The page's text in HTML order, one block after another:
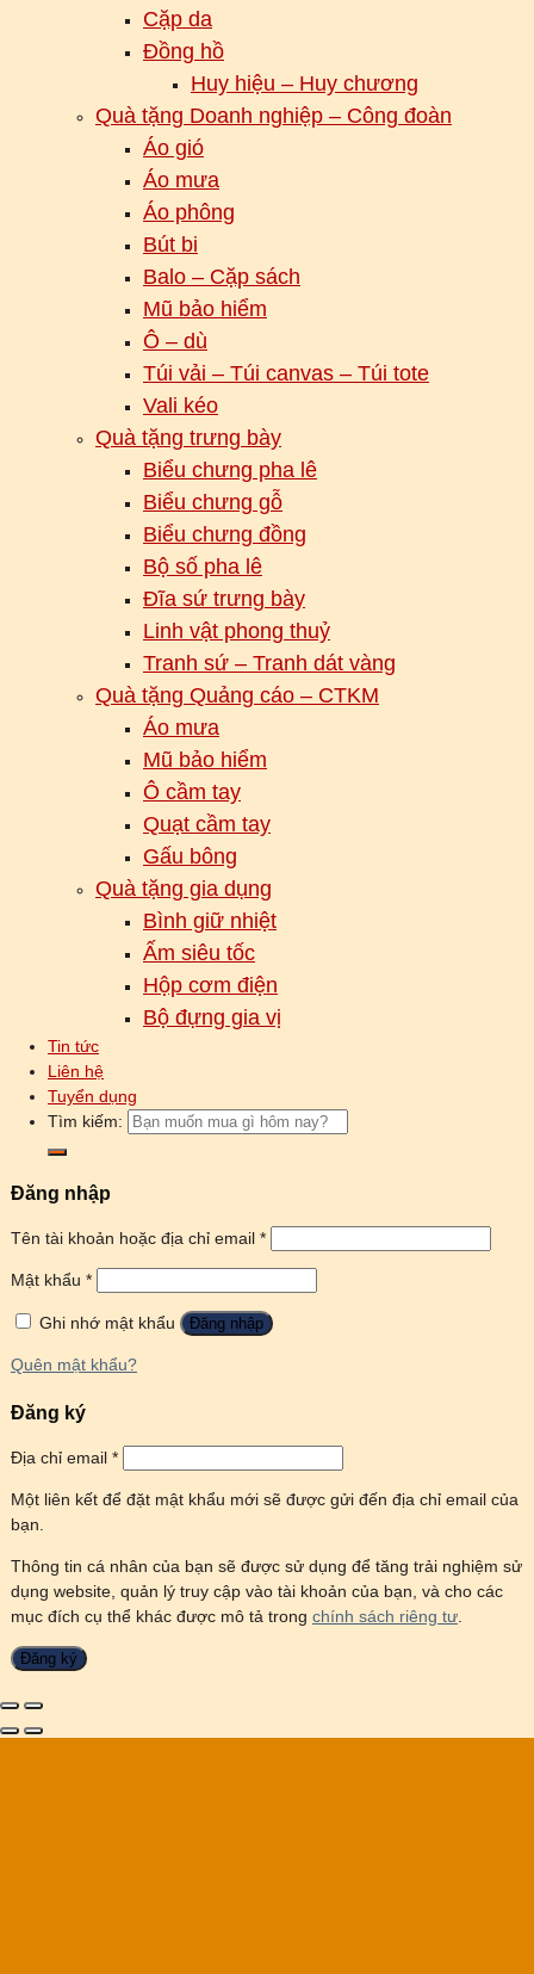
Cặp da
Đồng hồ
Huy hiệu – Huy chương
Quà tặng Doanh nghiệp – Công đoàn
Áo gió
Áo mưa
Áo phông
Bút bi
Balo – Cặp sách
Mũ bảo hiểm
Ô – dù
Túi vải – Túi canvas – Túi tote
Vali kéo
Quà tặng trưng bày
Biểu chưng pha lê
Biểu chưng gỗ
Biểu chưng đồng
Bộ số pha lê
Đĩa sứ trưng bày
Linh vật phong thuỷ
Tranh sứ – Tranh dát vàng
Quà tặng Quảng cáo – CTKM
Áo mưa
Mũ bảo hiểm
Ô cầm tay
Quạt cầm tay
Gấu bông
Quà tặng gia dụng
Bình giữ nhiệt
Ấm siêu tốc
Hộp cơm điện
Bộ đựng gia vị
Tin tức
Liên hệ
Tuyển dụng
Tìm kiếm:
Đăng nhập
Tên tài khoản hoặc địa chỉ email *
Mật khẩu *
Ghi nhớ mật khẩu Đăng nhập
Quên mật khẩu?
Đăng ký
Địa chỉ email *
Một liên kết để đặt mật khẩu mới sẽ được gửi đến địa chỉ email của
bạn.
Thông tin cá nhân của bạn sẽ được sử dụng để tăng trải nghiệm sử
dụng website, quản lý truy cập vào tài khoản của bạn, và cho các
mục đích cụ thể khác được mô tả trong chính sách riêng tư
Đăng ký